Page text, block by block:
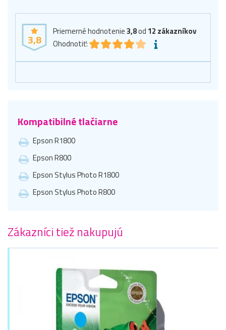
3,8
Priemerné hodnotenie3,8od 12 zákazníkov
Ohodnotiť:
Kompatibilné tlačiarne
Epson R1800
Epson R800
Epson Stylus Photo R1800
Epson Stylus Photo R800
Zákazníci tiež nakupujú